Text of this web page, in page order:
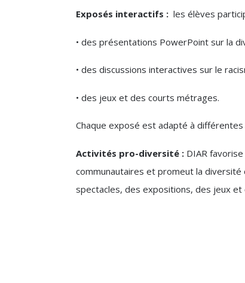
Exposés interactifs : les élèves
• des présentations PowerPoint sur la
• des discussions interactives sur le
• des jeux et des courts métrages.
Chaque exposé est adapté à différentes
Activités pro-diversité : DIAR
communautaires et promeut la diversité
spectacles, des expositions, des jeux et